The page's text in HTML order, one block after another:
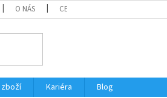
O NÁS CERTIFIKÁTY A NÁVODY
zboží Kariéra
Blog